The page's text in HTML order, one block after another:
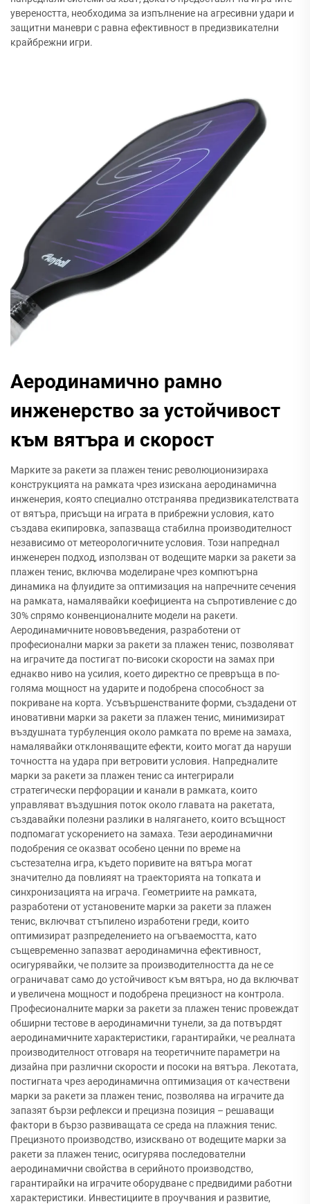
увереността, необходима за изпълнение на агресивни удари и
защитни маневри с равна ефективност в предизвикателни
крайбрежни игри.
Аеродинамично рамно
инженерство за устойчивост
към вятъра и скорост
Марките за ракети за плажен тенис революционизираха
конструкцията на рамката чрез изискана аеродинамична
инженерия, която специално отстранява предизвикателствата
от вятъра, присъщи на играта в прибрежни условия, като
създава екипировка, запазваща стабилна производителност
независимо от метеорологичните условия. Този напреднал
инженерен подход, използван от водещите марки за ракети за
плажен тенис, включва моделиране чрез компютърна
динамика на флуидите за оптимизация на напречните сечения
на рамката, намалявайки коефициента на съпротивление с до
30% спрямо конвенционалните модели на ракети.
Аеродинамичните нововъведения, разработени от
професионални марки за ракети за плажен тенис, позволяват
на играчите да постигат по-високи скорости на замах при
еднакво ниво на усилия, което директно се превръща в по-
голяма мощност на ударите и подобрена способност за
покриване на корта. Усъвършенстваните форми, създадени от
иновативни марки за ракети за плажен тенис, минимизират
въздушната турбуленция около рамката по време на замаха,
намалявайки отклоняващите ефекти, които могат да наруши
точността на удара при ветровити условия. Напредналите
марки за ракети за плажен тенис са интегрирали
стратегически перфорации и канали в рамката, които
управляват въздушния поток около главата на ракетата,
създавайки полезни разлики в налягането, които всъщност
подпомагат ускорението на замаха. Тези аеродинамични
подобрения се оказват особено ценни по време на
състезателна игра, където поривите на вятъра могат
значително да повлияят на траекторията на топката и
синхронизацията на играча. Геометриите на рамката,
разработени от установените марки за ракети за плажен
тенис, включват стъпилено изработени греди, които
оптимизират разпределението на огъваемостта, като
същевременно запазват аеродинамична ефективност,
осигурявайки, че ползите за производителността да не се
ограничават само до устойчивост към вятъра, но да включват
и увеличена мощност и подобрена прецизност на контрола.
Професионалните марки за ракети за плажен тенис провеждат
обширни тестове в аеродинамични тунели, за да потвърдят
аеродинамичните характеристики, гарантирайки, че реалната
производителност отговаря на теоретичните параметри на
дизайна при различни скорости и посоки на вятъра. Лекотата,
постигната чрез аеродинамична оптимизация от качествени
марки за ракети за плажен тенис, позволява на играчите да
запазят бързи рефлекси и прецизна позиция – решаващи
фактори в бързо развиващата се среда на плажния тенис.
Прецизното производство, изисквано от водещите марки за
ракети за плажен тенис, осигурява последователни
аеродинамични свойства в серийното производство,
гарантирайки на играчите оборудване с предвидими работни
характеристики. Инвестициите в проучвания и развитие,